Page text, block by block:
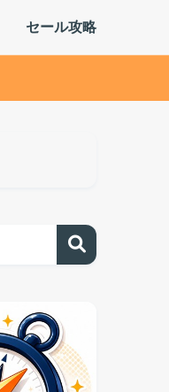
セール攻略